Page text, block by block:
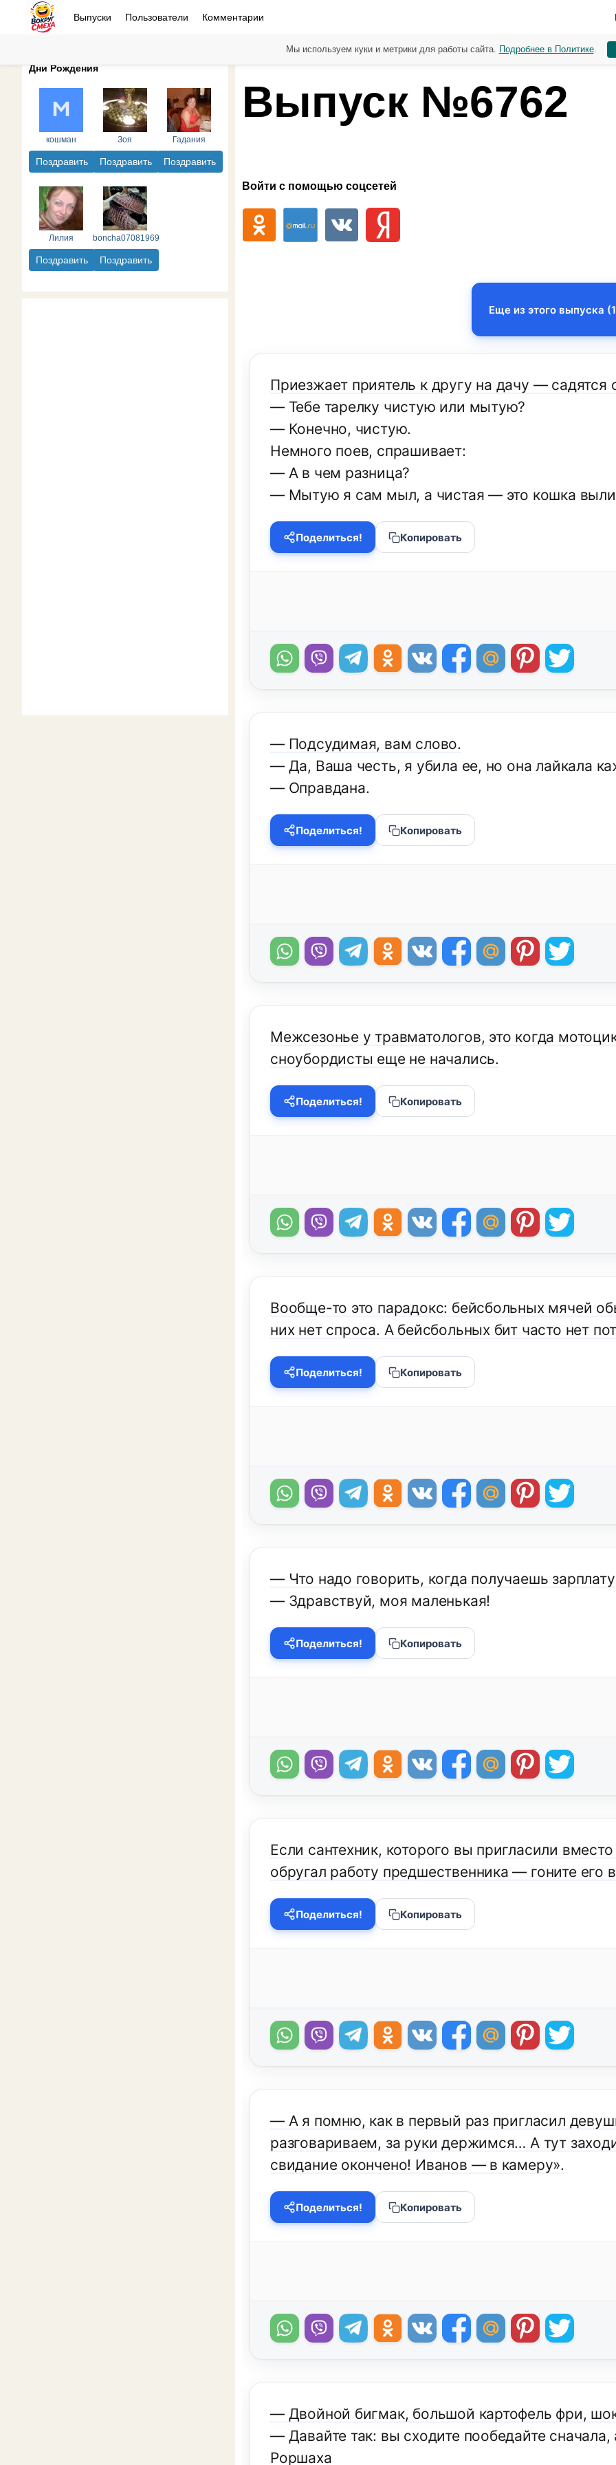
Выпуски Пользователи Комментарии
Дни Рождения
кошман
Поздравить
Зоя
Поздравить
Гадания
Поздравить
Лилия
Поздравить
boncha07081969
Поздравить
Выпуск №6762
Войти с помощью соцсетей
Еще из этого выпуска
Приезжает приятель к другу на дачу — садятся
— Тебе тарелку чистую или мытую?
— Конечно, чистую.
Немного поев, спрашивает:
— А в чем разница?
— Мытую я сам мыл, а чистая — это кошка
Поделиться! Копировать
— Подсудимая, вам слово.
— Да, Ваша честь, я убила ее, но она лайкала
— Оправдана.
Поделиться! Копировать
Межсезонье у травматологов, это когда
сноубордисты еще не начались.
Поделиться! Копировать
Вообще-то это парадокс: бейсбольных мячей
них нет спроса. А бейсбольных бит часто нет
Поделиться! Копировать
— Что надо говорить, когда получаешь
— Здравствуй, моя маленькая!
Поделиться! Копировать
Если сантехник, которого вы пригласили
обругал работу предшественника — гоните его
Поделиться! Копировать
— А я помню, как в первый раз пригласил
разговариваем, за руки держимся… А тут
свидание окончено! Иванов — в камеру».
Поделиться! Копировать
— Двойной бигмак, большой картофель фри,
— Давайте так: вы сходите пообедайте сначала,
Роршаха
Мы используем куки и метрики для работы сайта. Подробнее в Политике.